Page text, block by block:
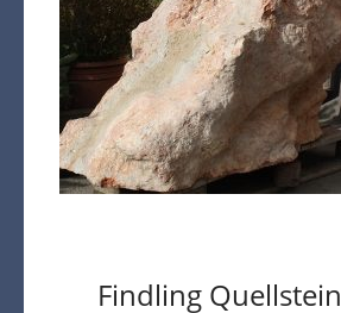
Findling Quellstein